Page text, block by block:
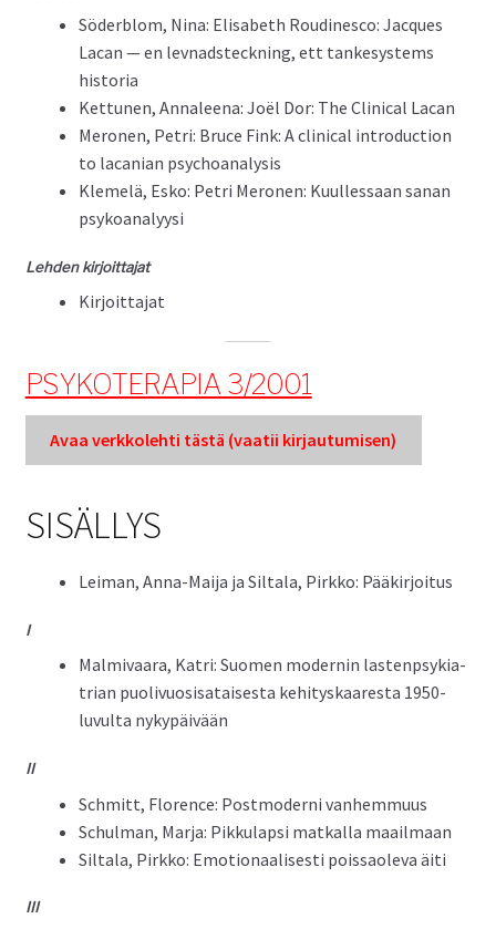
Söderblom, Nina: Elis­a­beth Roudi­nesco: Jacques
Lacan — en lev­nad­steck­n­ing, ett tankesys­tems
historia
Ket­tunen, Annaleena: Joël Dor: The Clin­i­cal Lacan
Mero­nen, Petri: Bruce Fink: A clin­i­cal intro­duc­tion
to lacan­ian psychoanalysis
Klemelä, Esko: Petri Mero­nen: Kuul­lessaan sanan
psykoanalyysi
Lehden kir­joit­ta­jat
Kir­joit­ta­jat
PSYKOTERAPIA 3/2001
Avaa verkkole­hti tästä (vaatii kir­jau­tu­misen)
SISÄLLYS
Leiman, Anna-Mai­ja ja Sil­ta­la, Pirkko: Pääkirjoitus
I
Malmi­vaara, Katri: Suomen mod­ernin las­tenpsyki­a­
tri­an puo­livu­o­sisa­tais­es­ta kehi­tyskaares­ta 1950-
luvul­ta nykypäivään
II
Schmitt, Flo­rence: Post­mod­erni vanhemmuus
Schul­man, Mar­ja: Pikku­lap­si matkalla maailmaan
Sil­ta­la, Pirkko: Emo­tion­aalis­es­ti pois­saol­e­va äiti
III